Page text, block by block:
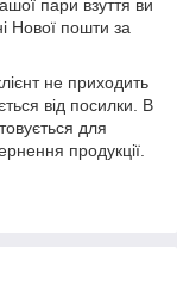
пари взуття ви
Нової пошти за
не приходить
від посилки. В
для
продукції.